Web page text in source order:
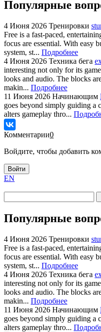
Популярные
4 Июня 2026 Тренировки
Free is a fast-paced,
focus are essential. With easy
system, st... Подробнее
4 Июня 2026 Техника бега
interesting not only for its
looks and audio. The blocks
makin... Подробнее
11 Июня 2026 Начинающим
goes beyond simply guiding a
alters gameplay thro...
Комментарии0
Войдите, чтобы добавить
Войти
EN
Популярные
4 Июня 2026 Тренировки
Free is a fast-paced,
focus are essential. With easy
system, st... Подробнее
4 Июня 2026 Техника бега
interesting not only for its
looks and audio. The blocks
makin... Подробнее
11 Июня 2026 Начинающим
goes beyond simply guiding a
alters gameplay thro...